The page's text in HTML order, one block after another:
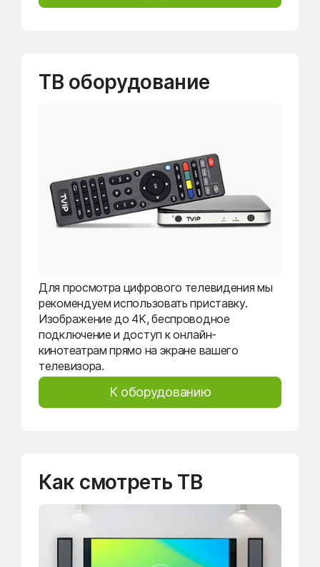
ТВ оборудование
Для просмотра цифрового телевидения мы
рекомендуем использовать приставку.
Изображение до 4K, беспроводное
подключение и доступ к онлайн-
кинотеатрам прямо на экране вашего
телевизора.
К оборудованию
Как смотреть ТВ